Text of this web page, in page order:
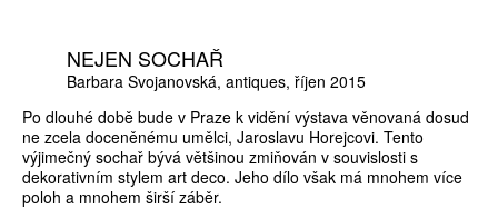
NEJEN SOCHAŘ
Barbara Svojanovská antiques říjen 2015
Po dlouhé době bude v Praze k vidění výstava věnovaná dosud
ne zcela doceněnému umělci, Jaroslavu Horejcovi. Tento
výjimečný sochař bývá většinou zmiňován v souvislosti s
dekorativním stylem art deco. Jeho dílo však má mnohem více
poloh a mnohem širší záběr.